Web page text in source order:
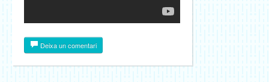
Deixa un comentari